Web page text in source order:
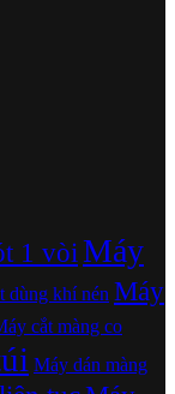
1 vòiMáy
dùng khí nén Máy
cắt màng co
Máy dán màng